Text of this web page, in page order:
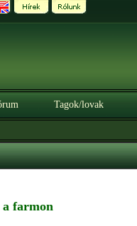
Tagok/lovak
a farmon